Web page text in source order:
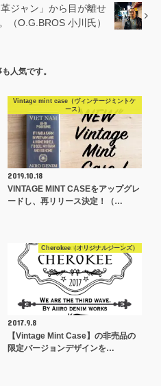
ジャン」から目が離せ
（O.G.BROS 小川氏）
人気です。
Vintage mint case（ヴィンテージミントケ
ース）
2019.10.18
VINTAGE MINT CASEをアップグレ
ードし、再リリース決定！（…
Cherokee（オリジナルジーンズ）
2017.9.8
【Vintage Mint Case】の非売品の
限定バージョンデザインを…